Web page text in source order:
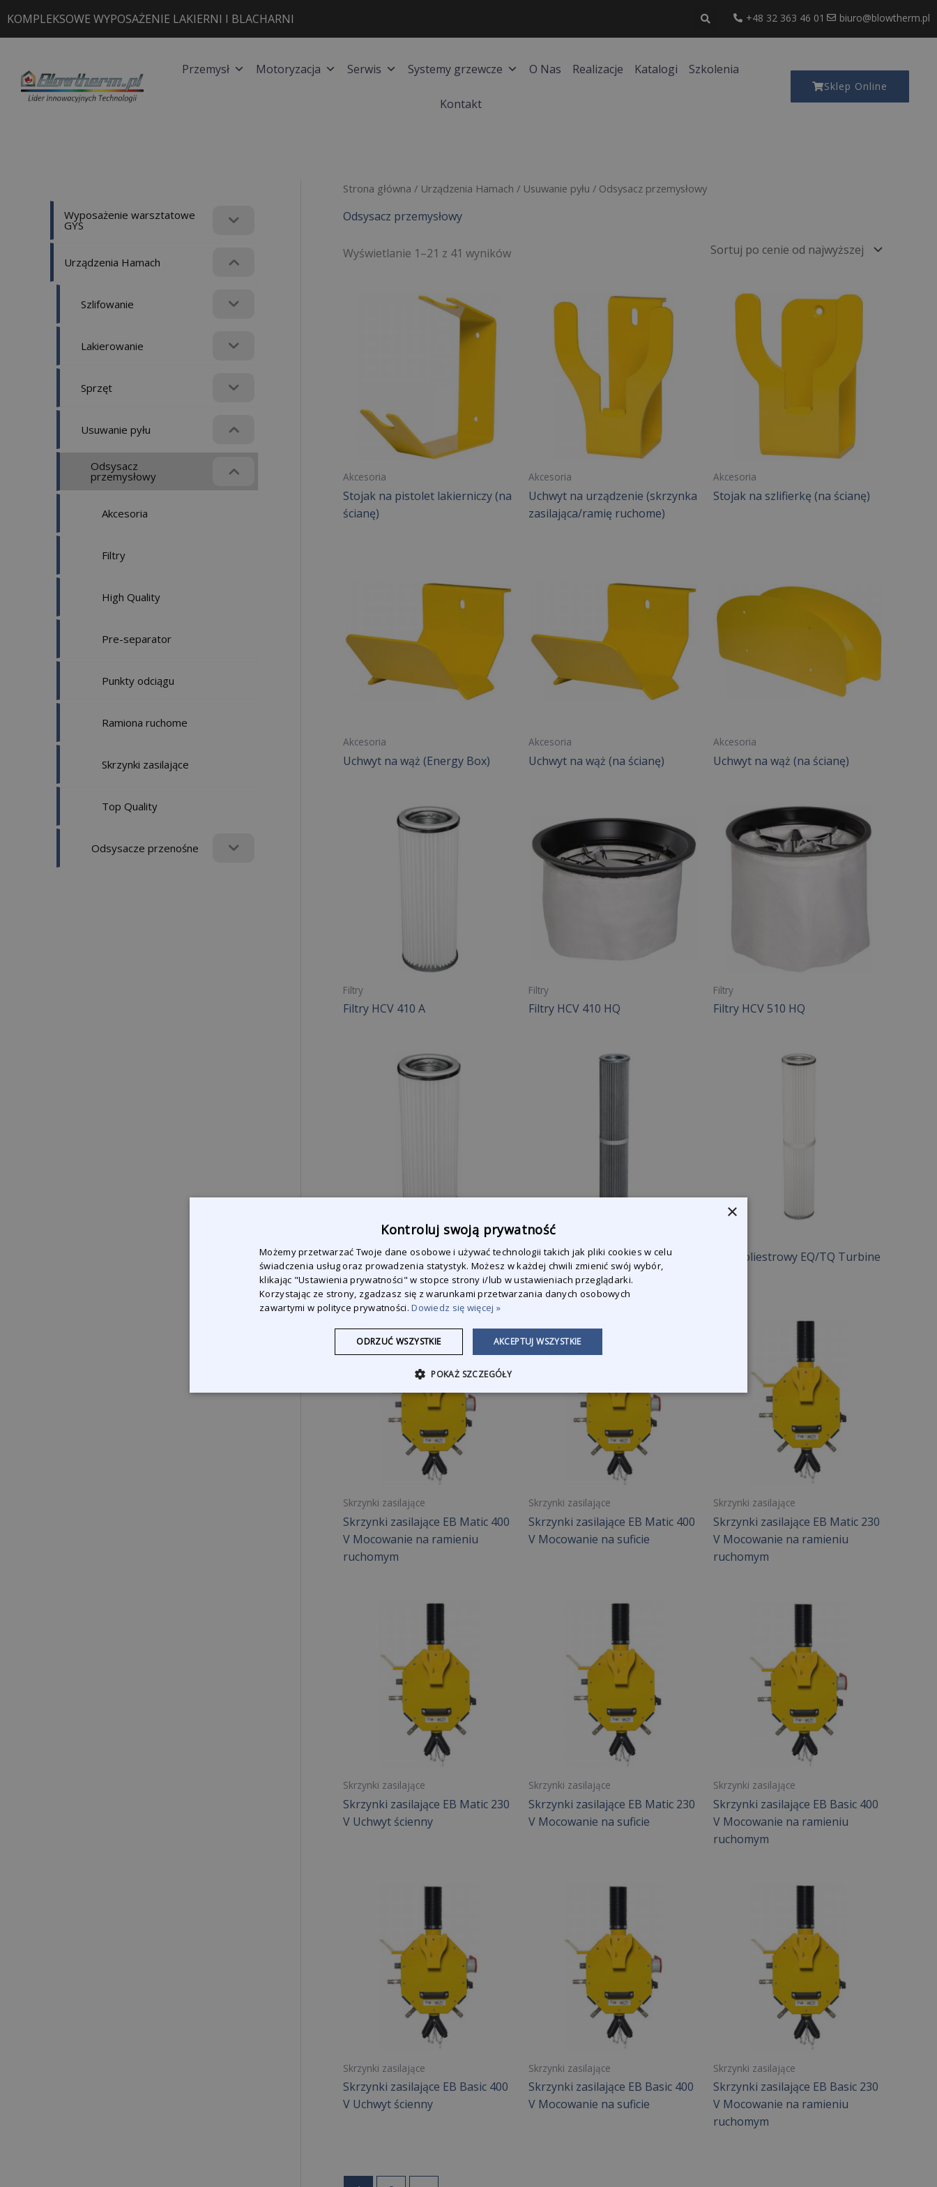
do
treści
KOMPLEKSOWE WYPOSAŻENIE LAKIERNI I BLACHARNI +48 32 363 46 01 biuro@blowtherm.pl
Przemysł Motoryzacja Serwis Systemy grzewcze O Nas Realizacje Katalogi Szkolenia
Kontakt
Sklep Online
Wyposażenie warsztatowe
GYS
Urządzenia Hamach
Szlifowanie
Lakierowanie
Sprzęt
Usuwanie pyłu
Odsysacz
przemysłowy
Akcesoria
Filtry
High Quality
Pre-separator
Punkty odciągu
Ramiona ruchome
Skrzynki zasilające
Top Quality
Odsysacze przenośne
Strona główna / Urządzenia Hamach / Usuwanie pyłu / Odsysacz przemysłowy
Odsysacz przemysłowy
Wyświetlanie 1–21 z 41 wyników
Posortowane
według
niskiej
Akcesoria
Stojak na pistolet lakierniczy (na
ścianę)
Akcesoria
Uchwyt na urządzenie (skrzynka
zasilająca/ramię ruchome)
Akcesoria
Stojak na szlifierkę (na ścianę)
Akcesoria
Uchwyt na wąż (Energy Box)
Akcesoria
Uchwyt na wąż (na ścianę)
Akcesoria
Uchwyt na wąż (na ścianę)
Filtry
Filtry HCV 410 A
Filtry
Filtry HCV 410 HQ
Filtry
Filtry HCV 510 HQ
Filtr poliestrowy HCV 610 HQ
Filtry
Poliestrowy filtr antystatyczny
EQ/TQ Turbine EX
Filtr poliestrowy EQ/TQ Turbine
Skrzynki zasilające
Skrzynki zasilające EB Matic 400
V Mocowanie na ramieniu
ruchomym
Skrzynki zasilające
Skrzynki zasilające EB Matic 400
V Mocowanie na suficie
Skrzynki zasilające
Skrzynki zasilające EB Matic 230
V Mocowanie na ramieniu
ruchomym
Skrzynki zasilające
Skrzynki zasilające EB Matic 230
V Uchwyt ścienny
Skrzynki zasilające
Skrzynki zasilające EB Matic 230
V Mocowanie na suficie
Skrzynki zasilające
Skrzynki zasilające EB Basic 400
V Mocowanie na ramieniu
ruchomym
Skrzynki zasilające
Skrzynki zasilające EB Basic 400
V Uchwyt ścienny
Skrzynki zasilające
Skrzynki zasilające EB Basic 400
V Mocowanie na suficie
Skrzynki zasilające
Skrzynki zasilające EB Basic 230
V Mocowanie na ramieniu
ruchomym
×
Kontroluj swoją prywatność
Możemy przetwarzać Twoje dane osobowe i używać technologii takich jak pliki cookies w celu
świadczenia usług oraz prowadzenia statystyk. Możesz w każdej chwili zmienić swój wybór,
klikając "Ustawienia prywatności" w stopce strony i/lub w ustawieniach przeglądarki.
Korzystając ze strony, zgadzasz się z warunkami przetwarzania danych osobowych
zawartymi w polityce prywatności.Dowiedz się więcej »
AKCEPTUJ WSZYSTKIE
ODRZUĆ WSZYSTKIE
POKAŻ SZCZEGÓŁY